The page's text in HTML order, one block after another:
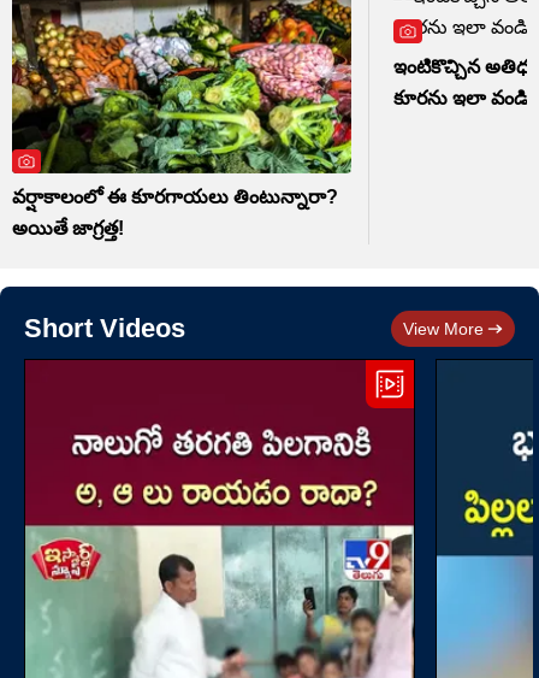
వర్షాకాలంలో ఈ కూరగాయలు తింటున్నారా?
అయితే జాగ్రత్త!
ఇంటికొచ్చిన
కూరను ఇలా
Short Videos View More